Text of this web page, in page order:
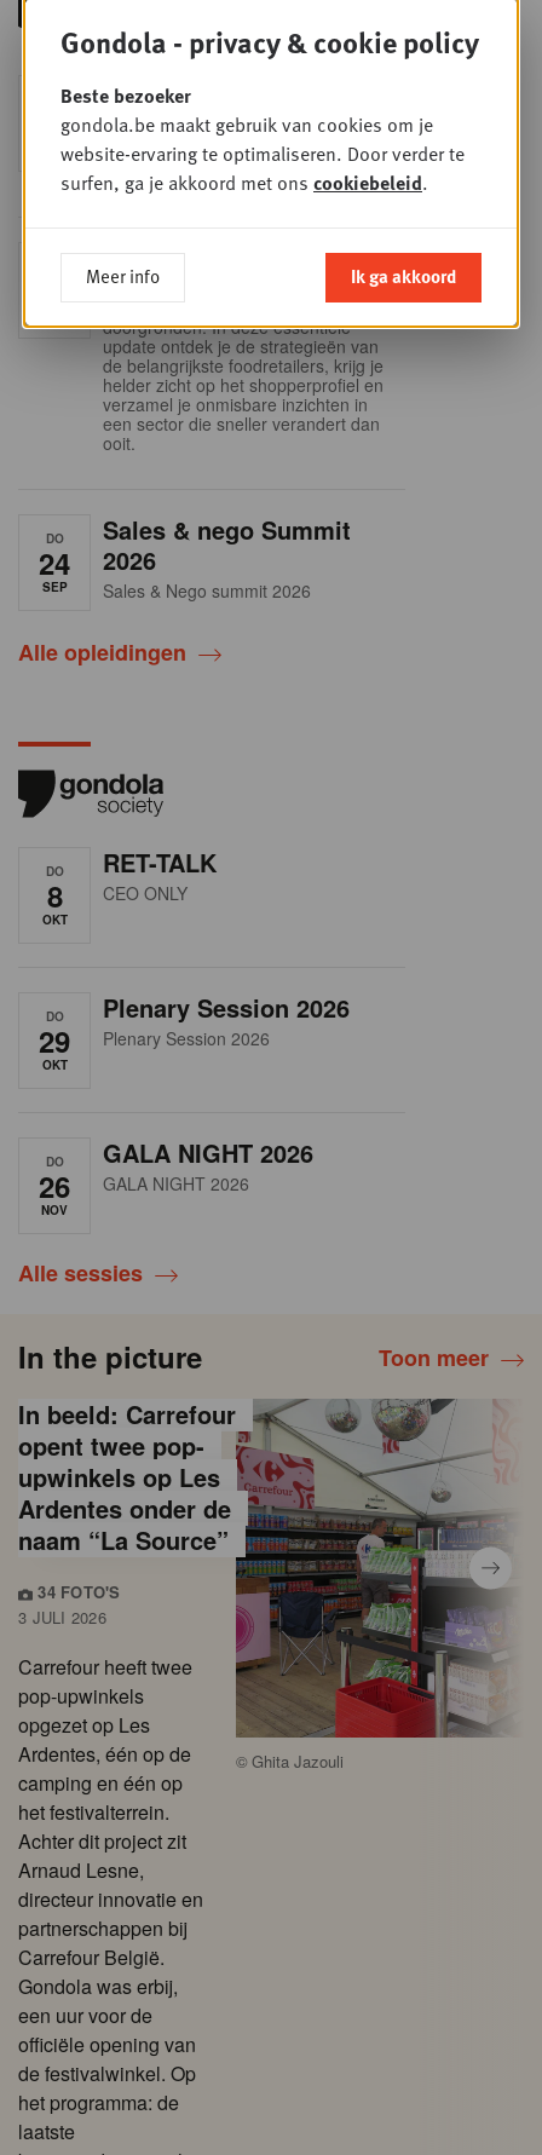
WOE
9
SEP
Foodservice - Joint
business planning
Intro to Negotiation: Succes aan de
onderhandelingstafel is geen toeval!
15
Into Retail - Sold out
Mis deze unieke kans niet om het
Belgische retaillandschap volledig te
doorgronden. In deze essentiële
update ontdek je de strategieën van
de belangrijkste foodretailers, krijg je
helder zicht op het shopperprofiel en
verzamel je onmisbare inzichten in
een sector die sneller verandert dan
ooit.
DO
24
SEP
Sales & nego Summit
2026
Sales & Nego summit 2026
Alle opleidingen
DO
8
OKT
RET-TALK
CEO ONLY
DO
29
OKT
Plenary Session 2026
Plenary Session 2026
DO
26
NOV
GALA NIGHT 2026
GALA NIGHT 2026
Alle sessies
In the picture Toon meer
In beeld: Carrefour
opent twee pop-
upwinkels op Les
Ardentes onder de
naam “La Source”
34 FOTO'S
3 JULI 2026
Carrefour heeft twee
pop-upwinkels
opgezet op Les
Ardentes, één op de
camping en één op
het festivalterrein.
Achter dit project zit
Arnaud Lesne,
directeur innovatie en
partnerschappen bij
Carrefour België.
Gondola was erbij,
een uur voor de
officiële opening van
de festivalwinkel. Op
het programma: de
laatste
©Ghita Jazouli
Gondola - privacy & cookie policy
Beste bezoeker
gondola.be maakt gebruik van cookies om je
website-ervaring te optimaliseren. Door verder te
surfen, ga je akkoord met ons cookiebeleid.
Meer info Ik ga akkoord